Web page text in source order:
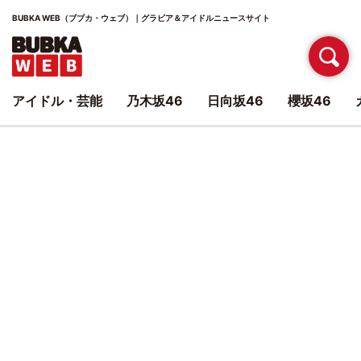
BUBKA WEB（ブブカ・ウェブ）｜グラビア＆アイドルニュースサイト
アイドル・芸能 乃木坂46 日向坂46 櫻坂46